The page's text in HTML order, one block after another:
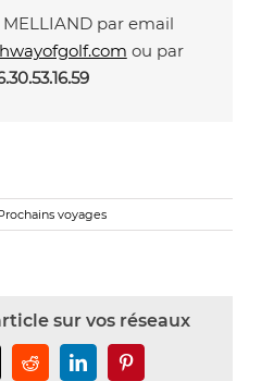
par email
ou par
voyages
sur vos réseaux
RedditLinkedInPinterest